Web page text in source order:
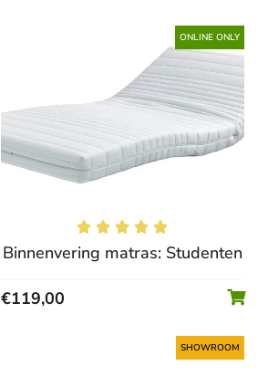
ONLINE ONLY
    
Binnenvering matras: Studenten
€119,00
SHOWROOM